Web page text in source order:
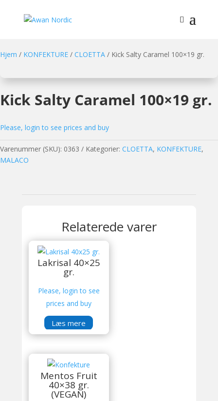
Hjem / KONFEKTURE / CLOETTA / Kick Salty Caramel 100×19 gr.
Kick Salty Caramel 100×19 gr.
Please, login to see prices and buy
Varenummer (SKU): 0363 Kategorier: CLOETTA, KONFEKTURE,
MALACO
Relaterede varer
Lakrisal 40×25
gr.
Please, login to see
prices and buy
Læs mere
Mentos Fruit
40×38 gr.
(VEGAN)